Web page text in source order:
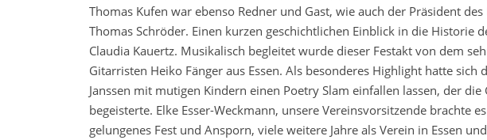
Thomas Kufen war ebenso Redner und Gast, wie auch der Präsident
Thomas Schröder. Einen kurzen geschichtlichen Einblick in die Historie
Claudia Kauertz. Musikalisch begleitet wurde dieser Festakt von dem
Gitarristen Heiko Fänger aus Essen. Als besonderes Highlight hatte sich
Janssen mit mutigen Kindern einen Poetry Slam einfallen lassen, der
begeisterte. Elke Esser-Weckmann, unsere Vereinsvorsitzende brachte
gelungenes Fest und Ansporn, viele weitere Jahre als Verein in Essen